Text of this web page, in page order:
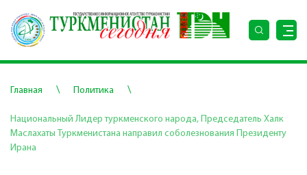
Главная \ Политика \
Национальный Лидер туркменского народа, Председатель Халк
Маслахаты Туркменистана направил соболезнования Президенту
Ирана